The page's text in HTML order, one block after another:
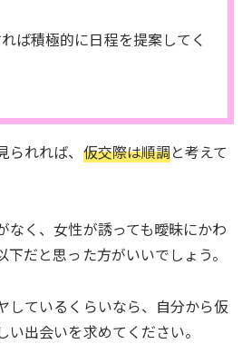
ば積極的に日程を提案してく
れれば、 仮交際は順調と考えて
なく、女性が誘っても曖昧にかわ
だと思った方がいいでしょう。
しているくらいなら、自分から仮
出会いを求めてください。